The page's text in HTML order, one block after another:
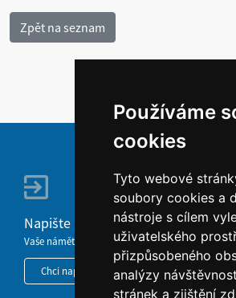
Používáme
cookies
Tyto webové
soubory cookies a
nástroje s cílem
uživatelského
přizpůsobeného
analýzy
stránek a zjištění
Napište nám
Vaše náměty, komentáře, připomínky a dotazy
Chci napsat MKČR